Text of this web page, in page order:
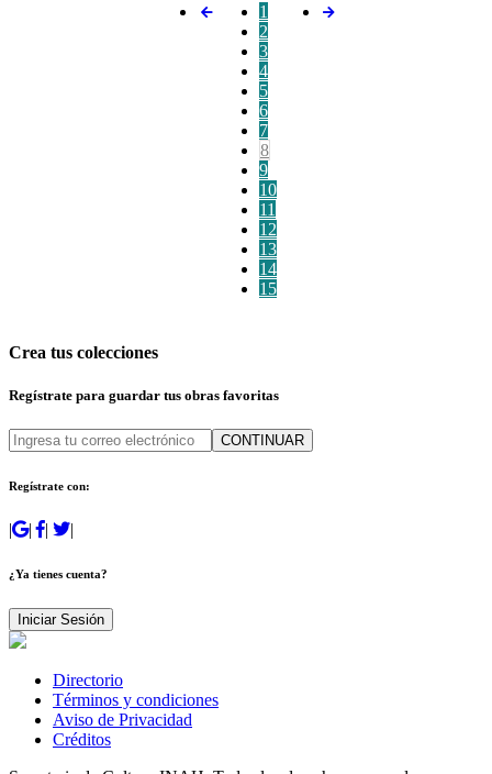
1
2
3
4
5
6
7
8
9
10
11
12
13
14
15
Crea tus colecciones
Regístrate para guardar tus obras favoritas
CONTINUAR
Regístrate con:
| | | |
¿Ya tienes cuenta?
Iniciar Sesión
Directorio
Términos y condiciones
Aviso de Privacidad
Créditos